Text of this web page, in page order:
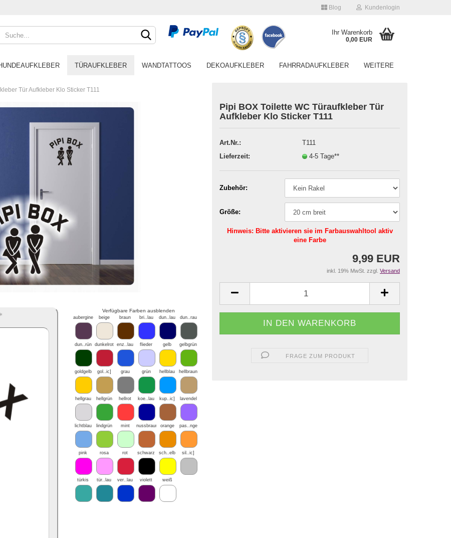
Blog Kundenlogin
Passwort vergessen?
Ihr Warenkorb
0,00 EUR
TÜRAUFKLEBER WANDTATTOOS DEKOAUFKLEBER FAHRRADAUFKLEBER WEITERE
Tür Aufkleber Klo Sticker T111
Pipi BOX Toilette WC Türaufkleber Tür
Aufkleber Klo Sticker T111
Art.Nr.:
T111
Lieferzeit:
4-5 Tage**
Zubehör:
Größe:
Hinweis: Bitte aktivieren sie im Farbauswahltool aktiv
eine Farbe
9,99 EUR
inkl. 19% MwSt. zzgl. Versand
FRAGE ZUM PRODUKT
Verfügbare Farben ausblenden
aubergine beige braun bri..lau dun..lau dun..rau
dun..rün dunkelrot enz..lau flieder gelb gelbgrün
goldgelb gol..ic] grau grün hellblau hellbraun
hellgrau hellgrün hellrot koe..lau kup..ic] lavendel
lichtblau lindgrün mint nussbraun orange pas..nge
pink rosa rot schwarz sch..elb sil..ic]
türkis tür..lau ver..lau violett weiß